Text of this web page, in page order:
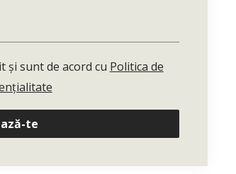
și sunt de acord cu Politica de
te